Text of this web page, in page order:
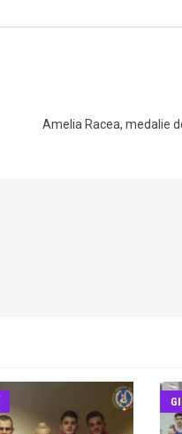
Amelia Racea, medalie